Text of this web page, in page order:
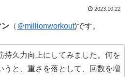
2023.10.22
ン （ ＠millionworkout)です。
持久力向上にしてみました。何を
うと、重さを落として、回数を増